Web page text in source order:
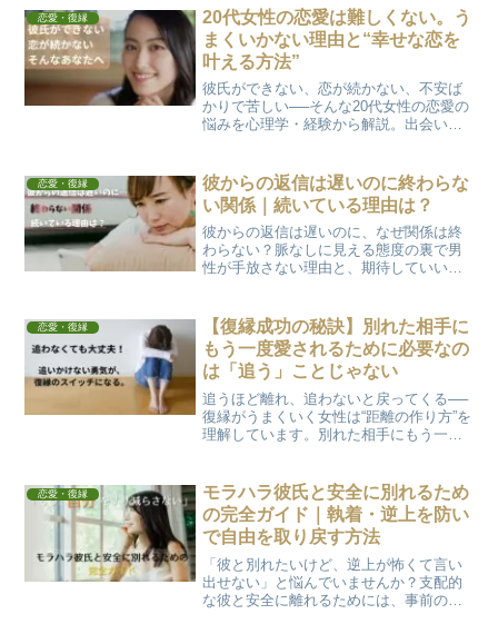
恋愛・復縁
20代女性の恋愛は難しくない。う
まくいかない理由と“幸せな恋を
叶える方法”
彼氏ができない、恋が続かない、不安ば
かりで苦しい──そんな20代女性の恋愛の
悩みを心理学・経験から解説。出会いが
恋愛・復縁
彼からの返信は遅いのに終わらな
い関係｜続いている理由は？
彼からの返信は遅いのに、なぜ関係は終
わらない？脈なしに見える態度の裏で男
性が手放さない理由と、期待していいケ
恋愛・復縁
【復縁成功の秘訣】別れた相手に
もう一度愛されるために必要なの
は「追う」ことじゃない
追うほど離れ、追わないと戻ってくる──
復縁がうまくいく女性は“距離の作り方”を
理解しています。別れた相手にもう一度
します。
恋愛・復縁
モラハラ彼氏と安全に別れるため
の完全ガイド｜執着・逆上を防い
で自由を取り戻す方法
「彼と別れたいけど、逆上が怖くて言い
出せない」と悩んでいませんか？支配的
な彼と安全に離れるためには、事前の準